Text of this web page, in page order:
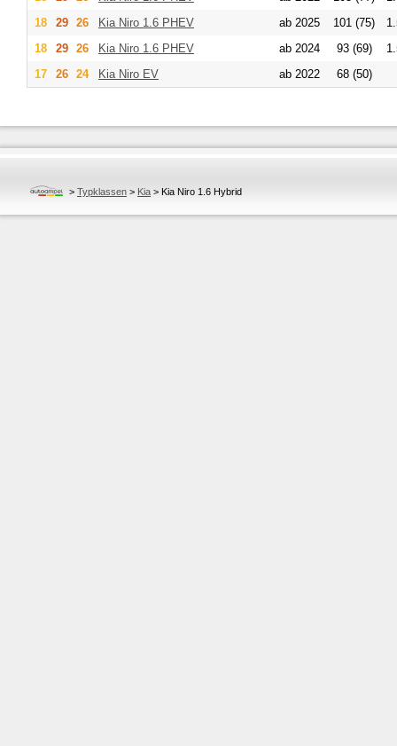
18
29 26 Kia Niro 1.6 PHEV ab 2025 101 (75)
18
29 26 Kia Niro 1.6 PHEV ab 2024 93 (69)
17
26 24 Kia Niro EV ab 2022 68 (50)
> Typklassen > Kia > Kia Niro 1.6 Hybrid